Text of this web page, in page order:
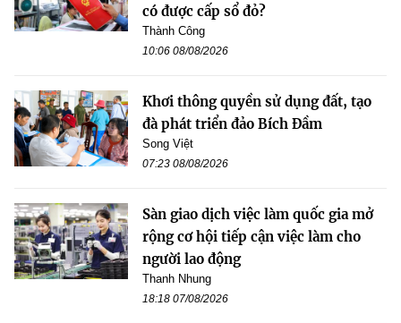
có được cấp sổ đỏ?
Thành Công
10:06 08/08/2026
Khơi thông quyền sử dụng đất, tạo
đà phát triển đảo Bích Đầm
Song Việt
07:23 08/08/2026
Sàn giao dịch việc làm quốc gia mở
rộng cơ hội tiếp cận việc làm cho
người lao động
Thanh Nhung
18:18 07/08/2026